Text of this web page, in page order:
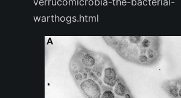
warthogs.html